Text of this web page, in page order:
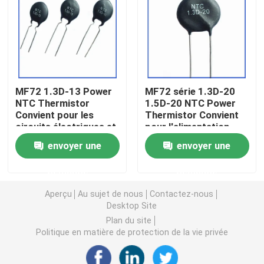
Puce de chauffage PTC
Thermistance de SMD NTC
Le thermistore NTC de puissance
Varistance CMS
MF72 1.3D-13 Power
NTC Thermistor
Convient pour les
circuits électriques et
les appareils
électroménagers
Suppression du
envoyer une
MF72 série 1.3D-20
1.5D-20 NTC Power
Thermistor Convient
pour l'alimentation
électrique à haute
puissanceenvoyer une
Aperçu Au sujet de nous
Contactez-nous
Desktop Site
Plan du site
Politique en matière de protection de la vie privée